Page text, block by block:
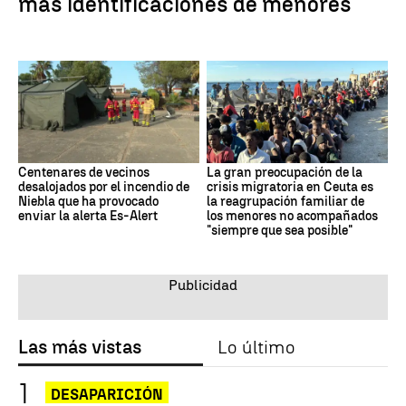
Centenares de vecinos
desalojados por el incendio de
Niebla que ha provocado
enviar la alerta Es-Alert
La gran preocupación de la
crisis migratoria en Ceuta es
la reagrupación familiar de
los menores no acompañados
"siempre que sea posible"
Las más vistas Lo último
DESAPARICIÓN